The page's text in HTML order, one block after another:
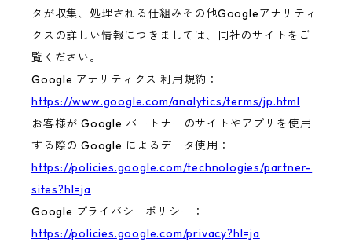
タが収集、処理される仕組みその他Googleアナリティ
クスの詳しい情報につきましては、同社のサイトをご
覧ください。
Google アナリティクス 利用規約：
https://www.google.com/analytics/terms/jp.html
お客様が Google パートナーのサイトやアプリを使用
する際の Google によるデータ使用：
https://policies.google.com/technologies/partner-
sites?hl=ja
Google プライバシーポリシー：
https://policies.google.com/privacy?hl=ja